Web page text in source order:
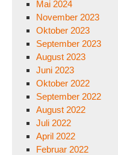
Mai 2024
November 2023
Oktober 2023
September 2023
August 2023
Juni 2023
Oktober 2022
September 2022
August 2022
Juli 2022
April 2022
Februar 2022